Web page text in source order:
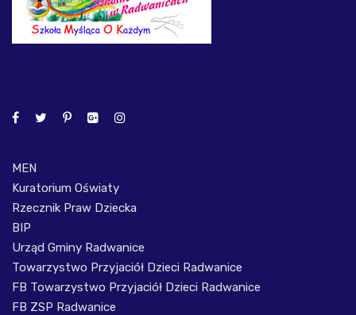
MEN
Kuratorium Oświaty
Rzecznik Praw Dziecka
BIP
Urząd Gminy Radwanice
Towarzystwo Przyjaciół Dzieci Radwanice
FB Towarzystwo Przyjaciół Dzieci Radwanice
FB ZSP Radwanice